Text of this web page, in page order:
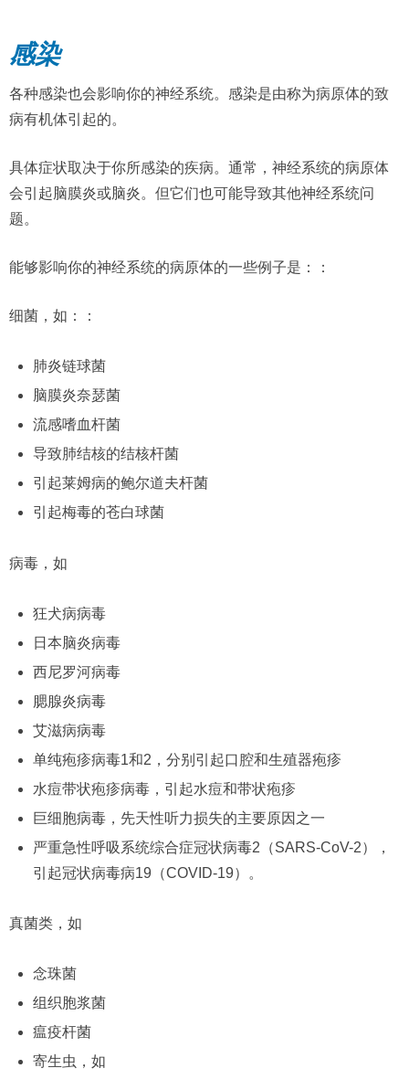
感染
各种感染也会影响你的神经系统。感染是由称为病原体的致
病有机体引起的。
具体症状取决于你所感染的疾病。通常，神经系统的病原体
会引起脑膜炎或脑炎。但它们也可能导致其他神经系统问
题。
能够影响你的神经系统的病原体的一些例子是：：
细菌，如：：
肺炎链球菌
脑膜炎奈瑟菌
流感嗜血杆菌
导致肺结核的结核杆菌
引起莱姆病的鲍尔道夫杆菌
引起梅毒的苍白球菌
病毒，如
狂犬病病毒
日本脑炎病毒
西尼罗河病毒
腮腺炎病毒
艾滋病病毒
单纯疱疹病毒1和2，分别引起口腔和生殖器疱疹
水痘带状疱疹病毒，引起水痘和带状疱疹
巨细胞病毒，先天性听力损失的主要原因之一
严重急性呼吸系统综合症冠状病毒2（SARS-CoV-2），
引起冠状病毒病19（COVID-19）。
真菌类，如
念珠菌
组织胞浆菌
瘟疫杆菌
寄生虫，如